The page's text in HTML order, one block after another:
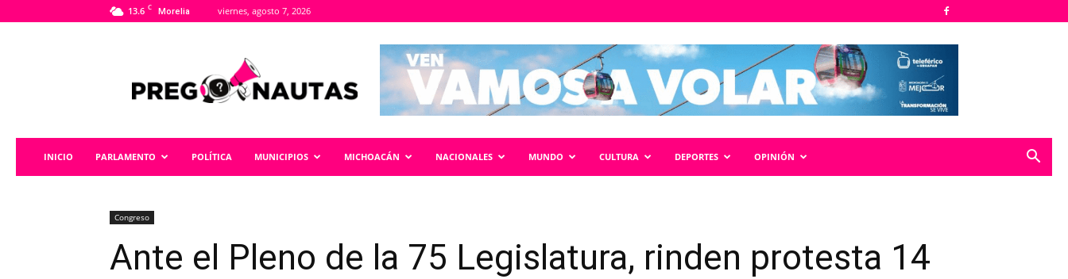
13.6 C Morelia viernes, agosto 7, 2026
INICIO PARLAMENTO POLÍTICA MUNICIPIOS MICHOACÁN NACIONALES MUNDO CULTURA DEPORTES OPINIÓN
Congreso
Ante el Pleno de la 75 Legislatura, rinden protesta 14